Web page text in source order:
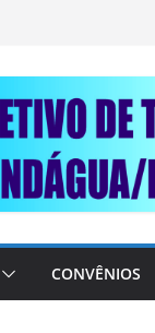
UNIDOS
com o Ministro
O NOSSO
CONVÊNIOS